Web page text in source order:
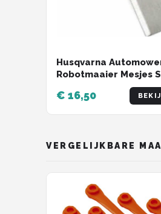
Husqvarna
Robotmaaier Mesjes
€ 16,50
VERGELIJKBARE